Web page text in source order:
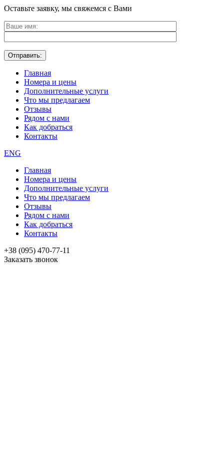
Оставьте заявку, мы свяжемся с Вами
Главная
Номера и цены
Дополнительные услуги
Что мы предлагаем
Отзывы
Рядом с нами
Как добраться
Контакты
ENG
Главная
Номера и цены
Дополнительные услуги
Что мы предлагаем
Отзывы
Рядом с нами
Как добраться
Контакты
+38 (095) 470-77-11
Заказать звонок